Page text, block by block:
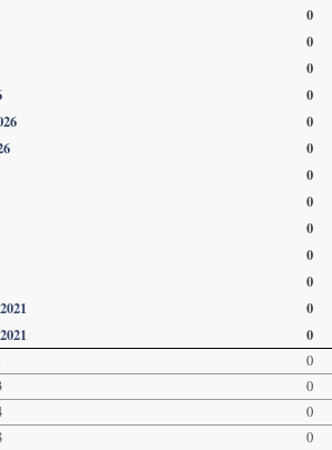
0
0
0
0
0
0
0
0
0
0
0
0
0
0
0
0
0